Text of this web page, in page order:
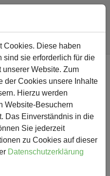
in Tunika
Josef
Cookies. Diese haben
sind sie erforderlich für die
Website. Zum
der Cookies unsere Inhalte
Hierzu werden
Website-Besuchern
Das Einverständnis in die
Sie jederzeit
zu Cookies auf dieser
Datenschutzerklärung